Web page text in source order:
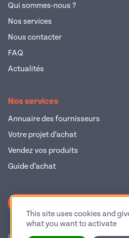
Qui sommes-nous ?
Nos services
Nous contacter
FAQ
Actualités
Nos services
Annuaire des fournisseurs
Votre projet d’achat
Vendez vos produits
Guide d’achat
© 2026 Pop Industrie – Tous droits
This site uses cookies and
what you want to activate